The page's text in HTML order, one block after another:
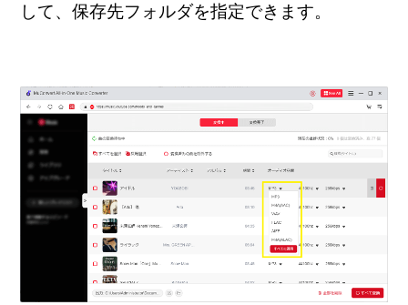
して、保存先フォルダを指定できます。